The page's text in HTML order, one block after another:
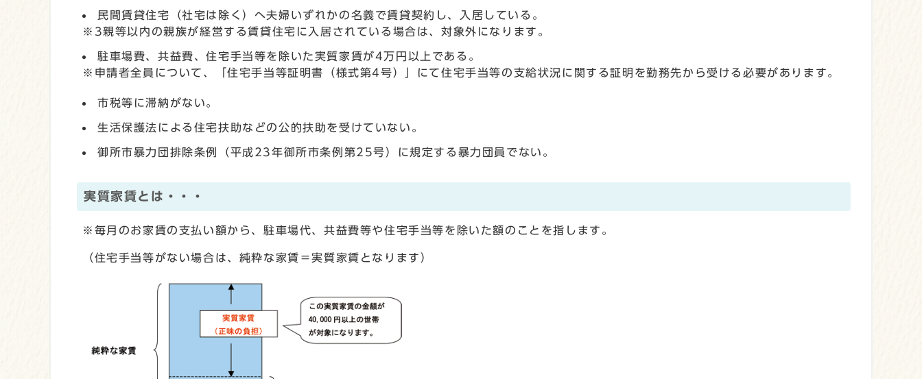
民間賃貸住宅（社宅は除く）へ夫婦いずれかの名義で賃貸契約し、入居している。
※3親等以内の親族が経営する賃貸住宅に入居されている場合は、対象外になります。
駐車場費、共益費、住宅手当等を除いた実質家賃が4万円以上である。
※申請者全員について、「住宅手当等証明書（様式第4号）」にて住宅手当等の支給状況に関する証明を勤務先から受ける必要があります。
市税等に滞納がない。
生活保護法による住宅扶助などの公的扶助を受けていない。
御所市暴力団排除条例（平成23年御所市条例第25号）に規定する暴力団員でない。
実質家賃とは・・・
※毎月のお家賃の支払い額から、駐車場代、共益費等や住宅手当等を除いた額のことを指します。
（住宅手当等がない場合は、純粋な家賃＝実質家賃となります）